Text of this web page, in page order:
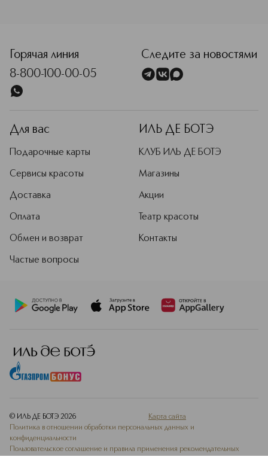
Горячая линия
8-800-100-00-05
Следите за новостями
Для вас
Подарочные карты
Сервисы красоты
Доставка
Оплата
Обмен и возврат
Частые вопросы
ИЛЬ ДЕ БОТЭ
КЛУБ ИЛЬ ДЕ БОТЭ
Магазины
Акции
Театр красоты
Контакты
© ИЛЬ ДЕ БОТЭ 2026
Карта сайта
Политика в отношении обработки персональных данных и
конфиденциальности
Пользовательское соглашение и правила применения рекомендательных